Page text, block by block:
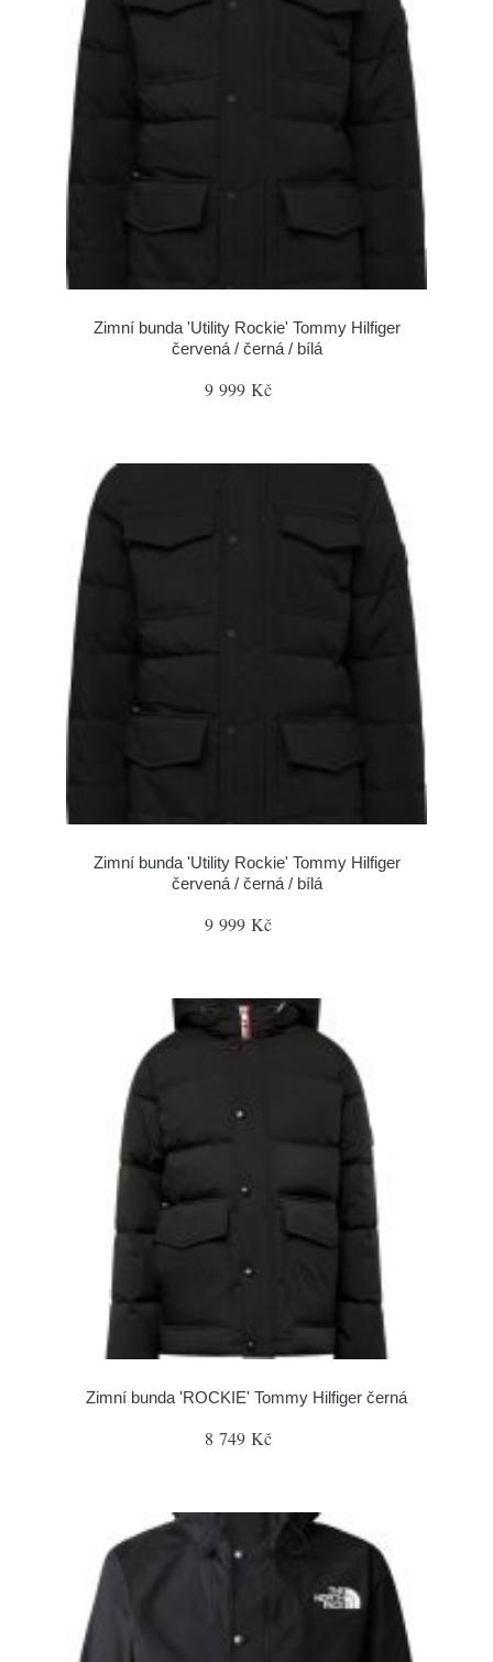
Zimní bunda 'Utility Rockie' Tommy Hilfiger
červená / černá / bílá
9 999 Kč
Zimní bunda 'Utility Rockie' Tommy Hilfiger
červená / černá / bílá
9 999 Kč
Zimní bunda 'ROCKIE' Tommy Hilfiger černá
8 749 Kč